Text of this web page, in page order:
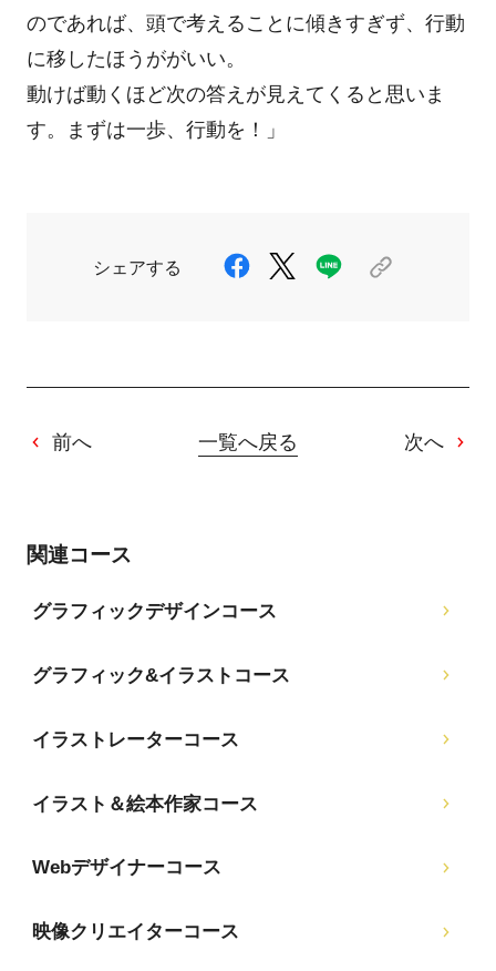
のであれば、頭で考えることに傾きすぎず、行動
に移したほうががいい。
動けば動くほど次の答えが見えてくると思いま
す。まずは一歩、行動を！」
シェアする
前へ 一覧へ戻る 次へ
関連コース
グラフィックデザインコース
グラフィック&イラストコース
イラストレーターコース
イラスト＆絵本作家コース
Webデザイナーコース
映像クリエイターコース